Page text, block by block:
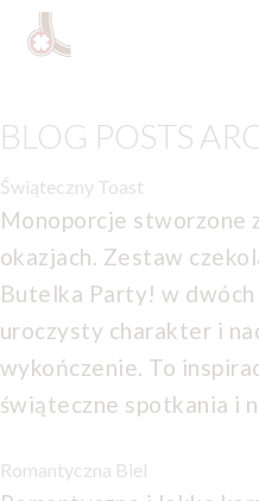
Przejdź
do
Przejdź
do
O firmie
Katalogi
Kontakt
Blog
EN
BLOG POSTS
Świąteczny Toast
Monoporcje stworzone
okazjach. Zestaw
Butelka Party! w
uroczysty charakter i
wykończenie. To
świąteczne spotkania i
Romantyczna Biel